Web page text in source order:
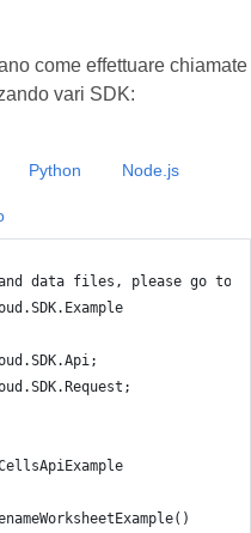
come effettuare chiamate
vari SDK:
data files, please go to
Python Node.js